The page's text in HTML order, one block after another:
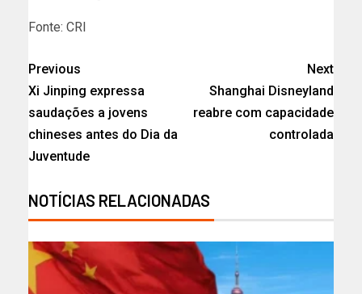
Fonte: CRI
Previous
Xi Jinping expressa
saudações a jovens
chineses antes do Dia da
Juventude
Next
Shanghai Disneyland
reabre com capacidade
controlada
NOTÍCIAS RELACIONADAS